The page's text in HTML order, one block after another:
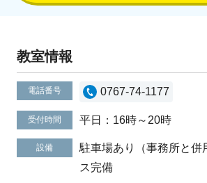
教室情報
電話番号 0767-74-1177
受付時間 平日：16時～20時
設備
駐車場あり（事務所と併
ス完備